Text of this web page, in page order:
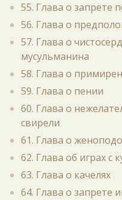
55. Глава о запрете
56. Глава о
57. Глава о
мусульманина
58. Глава о
59. Глава о пении
60. Глава о
свирели
61. Глава о
62. Глава об играх с
63. Глава о качелях
64. Глава о запрете